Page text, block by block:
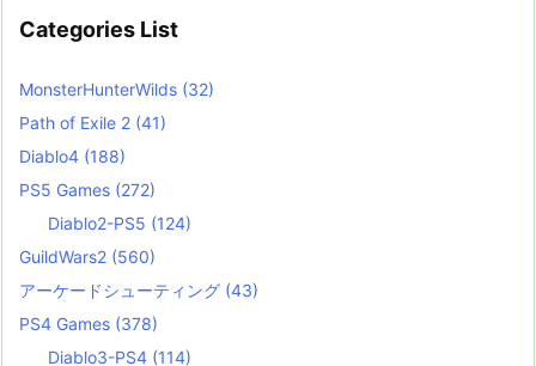
Categories List
MonsterHunterWilds (32)
Path of Exile 2 (41)
Diablo4 (188)
PS5 Games (272)
Diablo2-PS5 (124)
GuildWars2 (560)
アーケードシューティング (43)
PS4 Games (378)
Diablo3-PS4 (114)